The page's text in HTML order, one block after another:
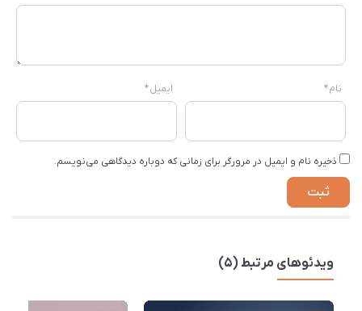
نام* ایمیل*
ذخیره نام و ایمیل در مرورگر برای زمانی که دوباره دیدگاهی می‌نویسم.
ویدئوهای مرتبط (5)